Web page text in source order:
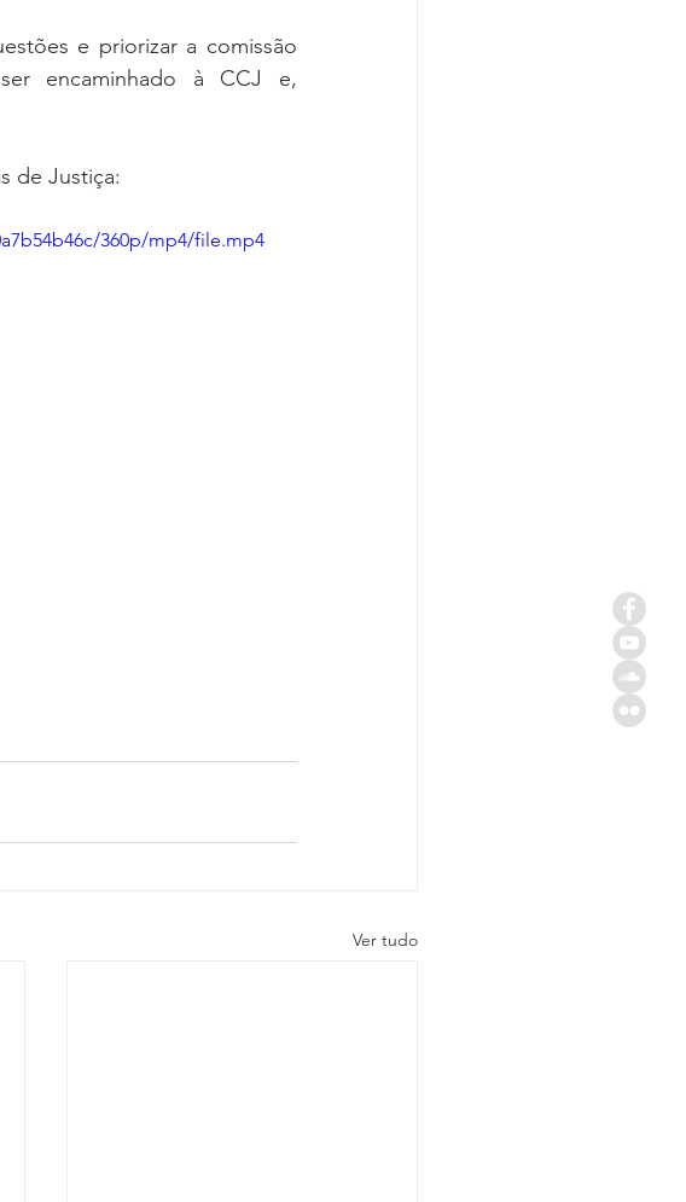
e priorizar a comissão
encaminhado à CCJ e,
de Justiça:
360p/mp4/file.mp4
Ver tudo